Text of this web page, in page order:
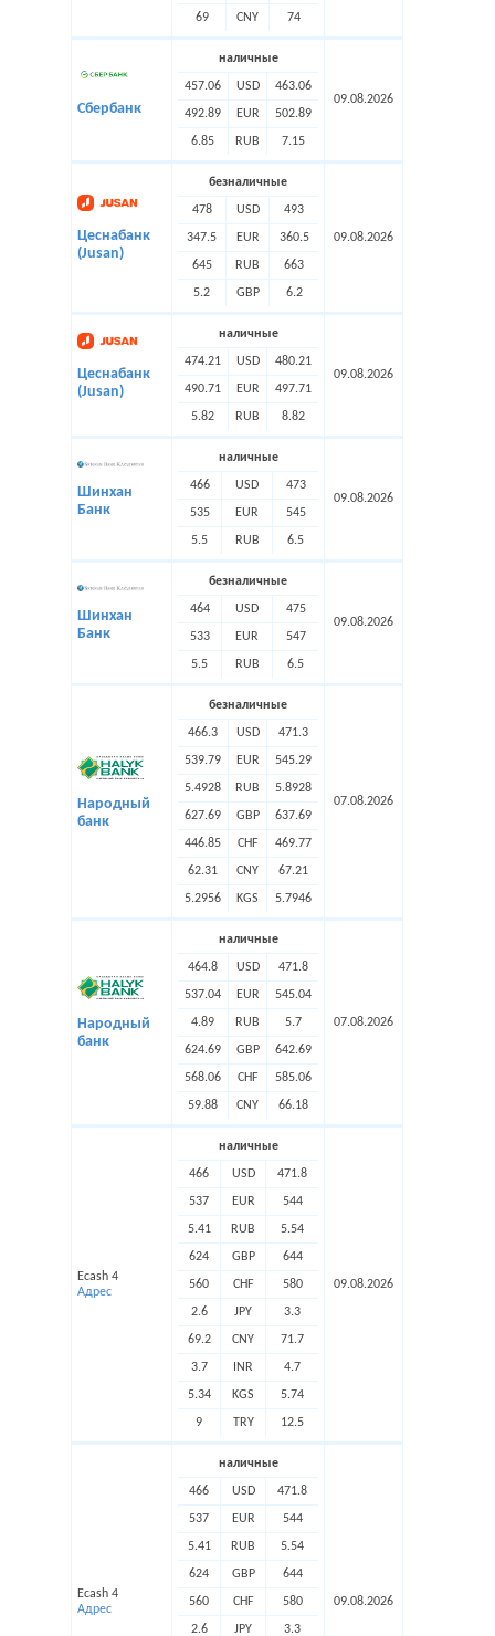
69 CNY 74
Сбербанк
наличные
457.06 USD 463.06
492.89 EUR 502.89
6.85 RUB 7.15
09.08.2026
Цеснабанк
(Jusan)
безналичные
478 USD 493
347.5 EUR 360.5
645 RUB 663
5.2 GBP 6.2
09.08.2026
Цеснабанк
(Jusan)
наличные
474.21 USD 480.21
490.71 EUR 497.71
5.82 RUB 8.82
09.08.2026
Шинхан
Банк
наличные
466 USD 473
535 EUR 545
5.5 RUB 6.5
09.08.2026
Шинхан
Банк
безналичные
464 USD 475
533 EUR 547
5.5 RUB 6.5
09.08.2026
Народный
банк
безналичные
466.3 USD 471.3
539.79 EUR 545.29
5.4928 RUB 5.8928
627.69 GBP 637.69
446.85 CHF 469.77
62.31 CNY 67.21
5.2956 KGS 5.7946
07.08.2026
Народный
банк
наличные
464.8 USD 471.8
537.04 EUR 545.04
4.89 RUB 5.7
624.69 GBP 642.69
568.06 CHF 585.06
59.88 CNY 66.18
07.08.2026
Ecash 4
Адрес
наличные
466 USD 471.8
537 EUR 544
5.41 RUB 5.54
624 GBP 644
560 CHF 580
2.6 JPY 3.3
69.2 CNY 71.7
3.7 INR 4.7
5.34 KGS 5.74
9 TRY 12.5
09.08.2026
Ecash 4
Адрес
наличные
466 USD 471.8
537 EUR 544
5.41 RUB 5.54
624 GBP 644
560 CHF 580
2.6 JPY 3.3
09.08.2026